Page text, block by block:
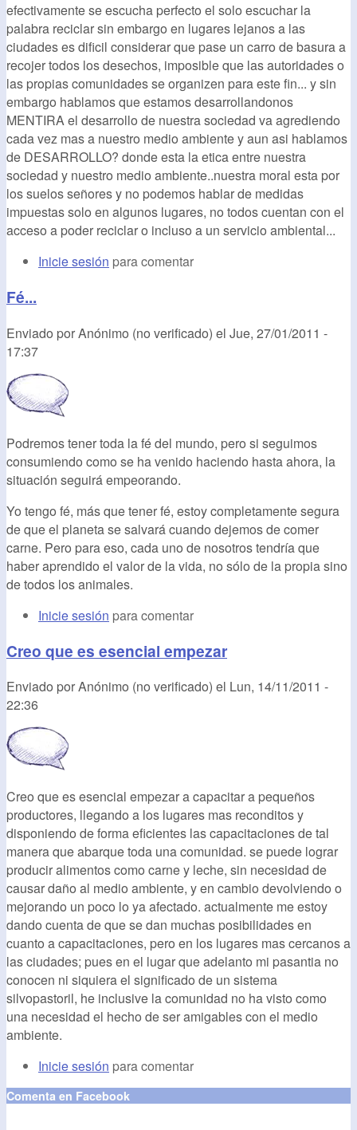
efectivamente se escucha perfecto el solo escuchar la
palabra reciclar sin embargo en lugares lejanos a las
ciudades es dificil considerar que pase un carro de basura a
recojer todos los desechos, imposible que las autoridades o
las propias comunidades se organizen para este fin... y sin
embargo hablamos que estamos desarrollandonos
MENTIRA el desarrollo de nuestra sociedad va agrediendo
cada vez mas a nuestro medio ambiente y aun asi hablamos
de DESARROLLO? donde esta la etica entre nuestra
sociedad y nuestro medio ambiente..nuestra moral esta por
los suelos señores y no podemos hablar de medidas
impuestas solo en algunos lugares, no todos cuentan con el
acceso a poder reciclar o incluso a un servicio ambiental...
Inicie sesión para comentar
Fé...
Enviado porAnónimo (no verificado) el Jue, 27/01/2011 -
17:37
Podremos tener toda la fé del mundo, pero si seguimos
consumiendo como se ha venido haciendo hasta ahora, la
situación seguirá empeorando.
Yo tengo fé, más que tener fé, estoy completamente segura
de que el planeta se salvará cuando dejemos de comer
carne. Pero para eso, cada uno de nosotros tendría que
haber aprendido el valor de la vida, no sólo de la propia sino
de todos los animales.
Inicie sesión para comentar
Creo que es esencial empezar
Enviado porAnónimo (no verificado) el Lun, 14/11/2011 -
22:36
Creo que es esencial empezar a capacitar a pequeños
productores, llegando a los lugares mas reconditos y
disponiendo de forma eficientes las capacitaciones de tal
manera que abarque toda una comunidad. se puede lograr
producir alimentos como carne y leche, sin necesidad de
causar daño al medio ambiente, y en cambio devolviendo o
mejorando un poco lo ya afectado. actualmente me estoy
dando cuenta de que se dan muchas posibilidades en
cuanto a capacitaciones, pero en los lugares mas cercanos a
las ciudades; pues en el lugar que adelanto mi pasantia no
conocen ni siquiera el significado de un sistema
silvopastoril, he inclusive la comunidad no ha visto como
una necesidad el hecho de ser amigables con el medio
ambiente.
Inicie sesión para comentar
Comenta en Facebook